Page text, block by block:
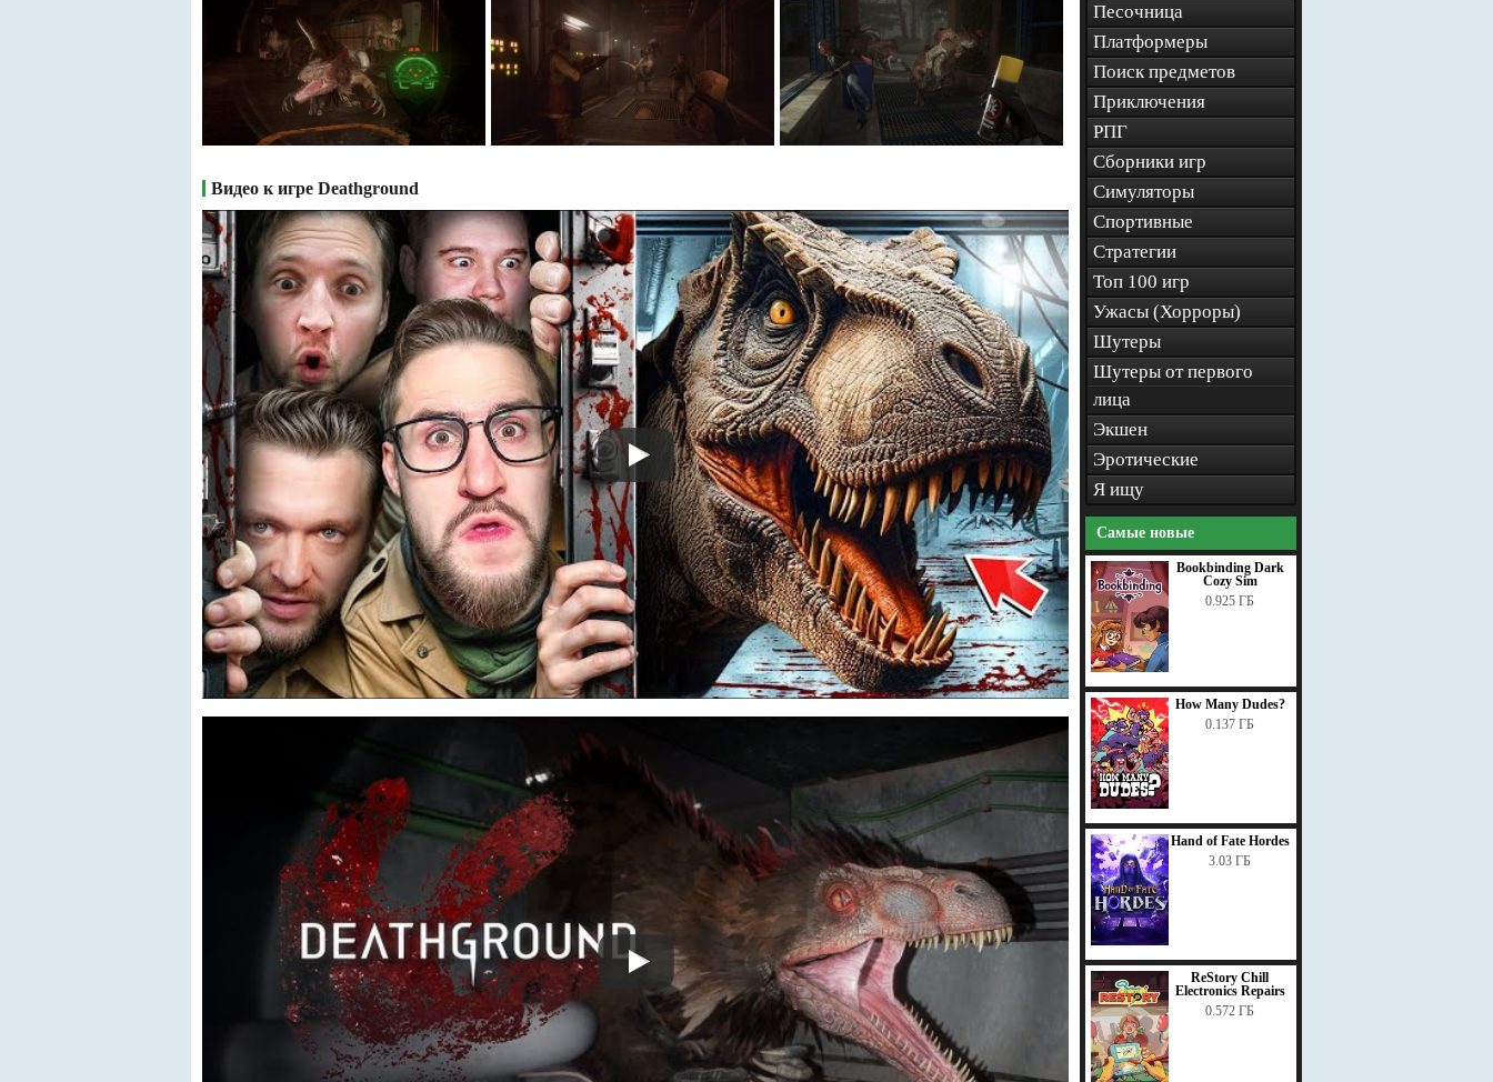
Видео к игре Deathground
Песочница
Платформеры
Поиск предметов
Приключения
РПГ
Сборники игр
Симуляторы
Спортивные
Стратегии
Топ 100 игр
Ужасы (Хорроры)
Шутеры
Шутеры от первого
лица
Экшен
Эротические
Я ищу
Самые новые
Bookbinding Dark
Cozy Sim
0.925 ГБ
How Many Dudes?
0.137 ГБ
Hand of Fate Hordes
3.03 ГБ
ReStory Chill
Electronics Repairs
0.572 ГБ